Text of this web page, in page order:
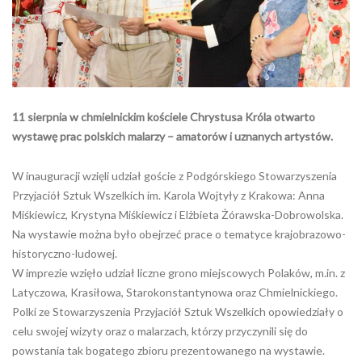
11 sierpnia w chmielnickim kościele Chrystusa Króla otwarto
wystawę prac polskich malarzy – amatorów i uznanych artystów.
W inauguracji wzięli udział goście z Podgórskiego Stowarzyszenia
Przyjaciół Sztuk Wszelkich im. Karola Wojtyły z Krakowa: Anna
Miśkiewicz, Krystyna Miśkiewicz i Elżbieta Żórawska-Dobrowolska.
Na wystawie można było obejrzeć prace o tematyce krajobrazowo-
historyczno-ludowej.
W imprezie wzięło udział liczne grono miejscowych Polaków, m.in. z
Latyczowa, Krasiłowa, Starokonstantynowa oraz Chmielnickiego.
Polki ze Stowarzyszenia Przyjaciół Sztuk Wszelkich opowiedziały o
celu swojej wizyty oraz o malarzach, którzy przyczynili się do
powstania tak bogatego zbioru prezentowanego na wystawie.